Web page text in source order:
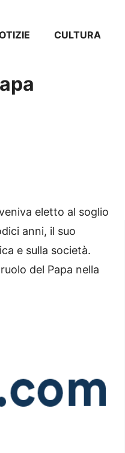
CULTURA
eletto al soglio
anni, il suo
e sulla società.
del Papa nella